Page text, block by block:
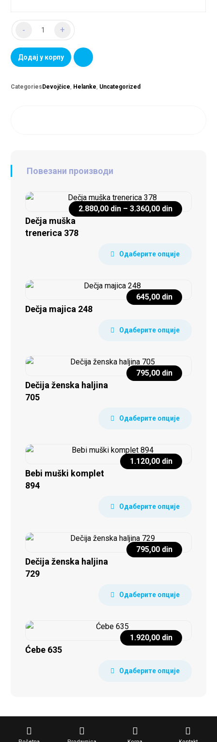
- +
Додај у корпу
Categories Devojčice, Helanke, Uncategorized
Повезани производи
Dečja muška
trenerica 378
2.880,00 din – 3.360,00 din
Одаберите опције
Dečja majica 248
645,00 din
Одаберите опције
Dečija ženska haljina
705
795,00 din
Одаберите опције
Bebi muški komplet
894
1.120,00 din
Одаберите опције
Dečija ženska haljina
729
795,00 din
Одаберите опције
Ćebe 635
1.920,00 din
Одаберите опције
Copyright © 2026 KVS SYSTEM. All Rights Reserved